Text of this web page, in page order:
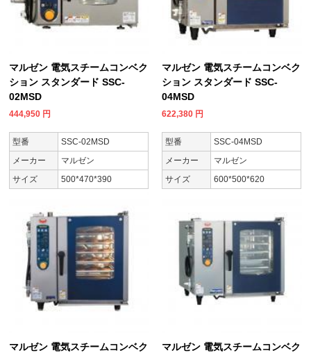
マルゼン 電気スチームコンベク
ション スタンダード SSC-
02MSD
444,950 円
型番
SSC-02MSD
メーカー
マルゼン
サイズ
500*470*390
マルゼン 電気スチームコンベク
ション スタンダード SSC-
04MSD
622,380 円
型番
SSC-04MSD
メーカー
マルゼン
サイズ
600*500*620
マルゼン 電気スチームコンベク
マルゼン 電気スチームコンベク